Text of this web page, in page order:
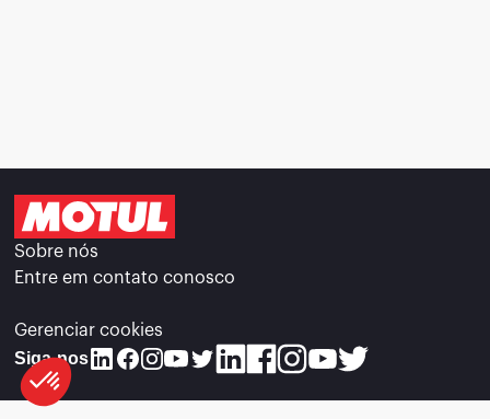
Sobre nós
Entre em contato conosco
Gerenciar cookies
Siga-nos